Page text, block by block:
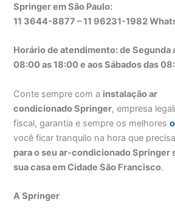
Springer em São Paulo:
11 3644-8877 – 11 96231-1982
Horário de atendimento: de Segunda
08:00 as 18:00 e aos Sábados das
Conte sempre com a instalação ar
condicionado Springer, empresa
fiscal, garantia e sempre os melhores
você ficar tranquilo na hora que
para o seu ar-condicionado Springer
sua casa em Cidade São Francisco.
A Springer